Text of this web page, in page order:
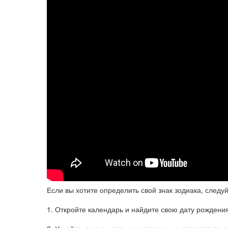
Если вы хотите определить свой знак зодиака,
1. Откройте календарь и найдите свою дату